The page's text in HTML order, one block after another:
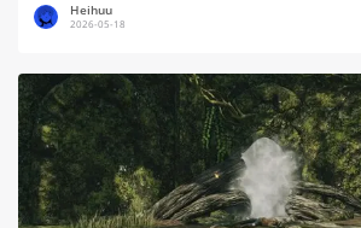
Heihuu
2026-05-18